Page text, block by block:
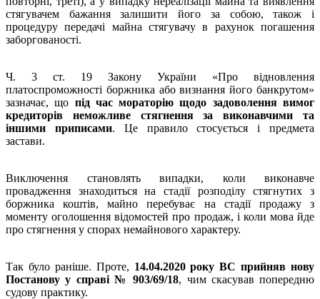
стягувачем бажання залишити його за собою, також і
процедуру передачі майна стягувачу в рахунок погашення
заборгованості.
Ч. 3 ст. 19 Закону України «Про відновлення
платоспроможності боржника або визнання його банкрутом»
зазначає, що під час мораторію щодо задоволення вимог
кредиторів неможливе стягнення за виконавчими та
іншими приписами. Це правило стосується і предмета
застави.
Виключення становлять випадки, коли виконавче
провадження знаходиться на стадії розподілу стягнутих з
боржника коштів, майно перебуває на стадії продажу з
моменту оголошення відомостей про продаж, і коли мова йде
про стягнення у спорах немайнового характеру.
Так було раніше. Проте, 14.04.2020 року ВС прийняв нову
Постанову у справі № 903/69/18, чим скасував попередню
судову практику.